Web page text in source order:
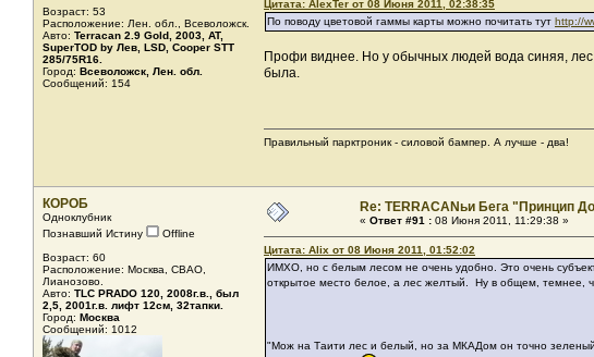
Возраст: 53
Расположение: Лен. обл., Всеволожск.
Авто: Terracan 2.9 Gold, 2003, AT,
SuperTOD by Лев, LSD, Cooper STT
285/75R16.
Город: Всеволожск, Лен. обл.
Сообщений: 154
Цитата: AlexTer от 08 Июня 2011, 02:38:35
По поводу цветовой гаммы карты можно почитать тут http://
Профи виднее. Но у обычных людей вода синяя, лес
была.
Правильный парктроник - силовой бампер. А лучше - два!
КОРОБ
Одноклубник
Познавший Истину
Offline
Возраст: 60
Расположение: Москва, СВАО,
Лианозово.
Авто: TLC PRADO 120, 2008г.в., был
2,5, 2001г.в. лифт 12см, 32тапки.
Город: Москва
Сообщений: 1012
Re: TERRACANьи Бега "Принцип
« Ответ #91 : 08 Июня 2011, 11:29:38 »
Цитата: Alix от 08 Июня 2011, 01:52:02
ИМХО, но с белым лесом не очень удобно. Это очень
открытое место белое, а лес желтый. Ну в общем, темнее,
"Мож на Таити лес и белый, но за МКАДом он точно